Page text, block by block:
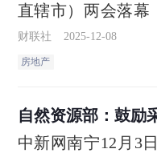
直辖市）两会落幕
今年房地产工作的
部分的房地产行业
走向备受关注
财联社 2025-12-08
房地产
自然资源部：鼓励
置土地
中新网南宁12月3